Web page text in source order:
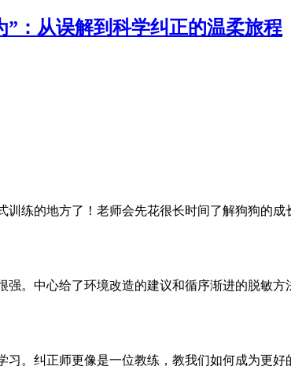
”：从误解到科学纠正的温柔旅程
训练的地方了！老师会先花很长时间了解狗狗的成
强。中心给了环境改造的建议和循序渐进的脱敏方
习。纠正师更像是一位教练，教我们如何成为更好